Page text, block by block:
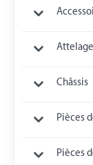
Châssis
Pièces
Pièces